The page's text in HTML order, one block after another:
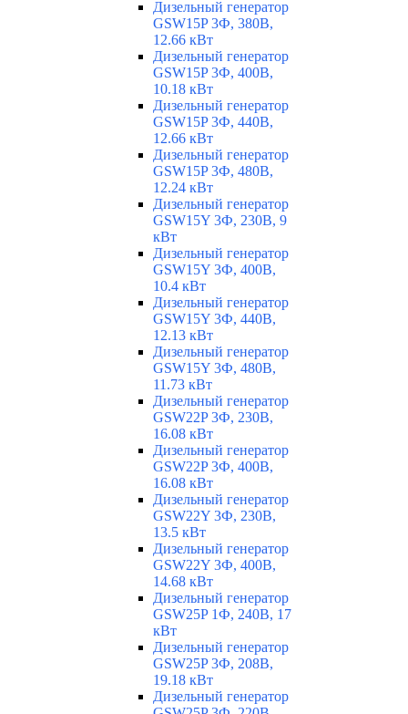
Дизельный генератор
GSW15P 3Ф, 380В,
12.66 кВт
Дизельный генератор
GSW15P 3Ф, 400В,
10.18 кВт
Дизельный генератор
GSW15P 3Ф, 440В,
12.66 кВт
Дизельный генератор
GSW15P 3Ф, 480В,
12.24 кВт
Дизельный генератор
GSW15Y 3Ф, 230В, 9
кВт
Дизельный генератор
GSW15Y 3Ф, 400В,
10.4 кВт
Дизельный генератор
GSW15Y 3Ф, 440В,
12.13 кВт
Дизельный генератор
GSW15Y 3Ф, 480В,
11.73 кВт
Дизельный генератор
GSW22P 3Ф, 230В,
16.08 кВт
Дизельный генератор
GSW22P 3Ф, 400В,
16.08 кВт
Дизельный генератор
GSW22Y 3Ф, 230В,
13.5 кВт
Дизельный генератор
GSW22Y 3Ф, 400В,
14.68 кВт
Дизельный генератор
GSW25P 1Ф, 240В, 17
кВт
Дизельный генератор
GSW25P 3Ф, 208В,
19.18 кВт
Дизельный генератор